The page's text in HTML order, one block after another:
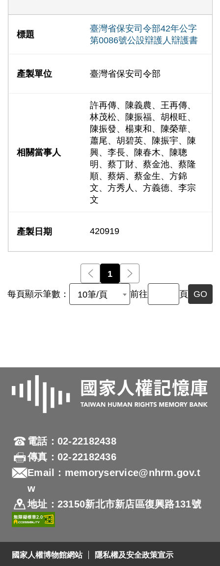
臺灣省保安司令部42年公字
第0086號公設辯護人辯護書
臺灣省保安司令部
許再傳、陳義農、王再傳、
林茂松、陳振福、胡根旺、
陳振發、楊東和、陳榮華、
蕭尾、胡碧英、陳振宇、陳
興、李長、陳春木、陳聰
明、蔡丁財、蔡金池、蔡隆
順、蔡炳、蔡金生、方錦
文、方秀人、方義德、李宗
文
420919
前一頁
1
每頁顯示筆數： 10筆/頁 前往 頁 GO
電話：02-22182438
傳真：02-22182436
Email：memoryservice@nhrm.gov.t
w
地址：23150新北市新店區復興路131號
國家人權博物館網站 隱私權及安全政策宣示